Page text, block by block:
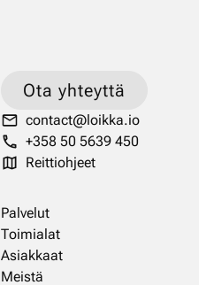
Ota yhteyttä
contact@loikka.io
+358 50 5639 450
Reittiohjeet
Palvelut
Toimialat
Asiakkaat
Meistä